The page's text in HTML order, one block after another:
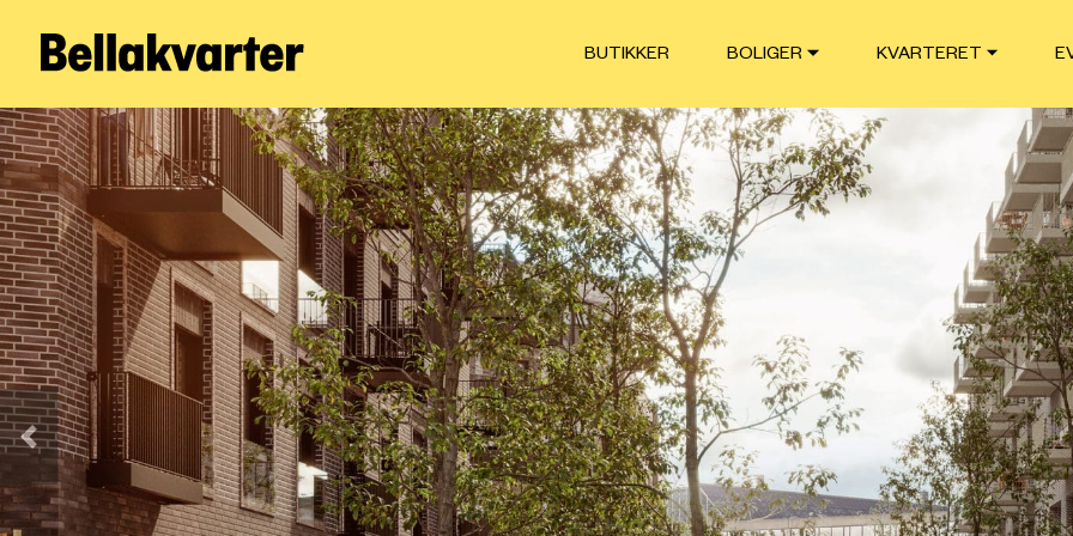
BUTIKKER BOLIGER KVARTERET
Forrige